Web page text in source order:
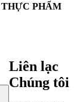
THỰC PHẨM
Liên lạc
Chúng tôi